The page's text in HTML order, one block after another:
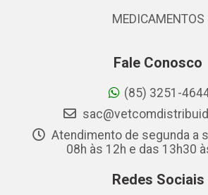
MEDICAMENTOS
Fale Conosco
(85) 3251-
Atendimento de segunda a
08h às 12h e das 13h30
Redes Sociais